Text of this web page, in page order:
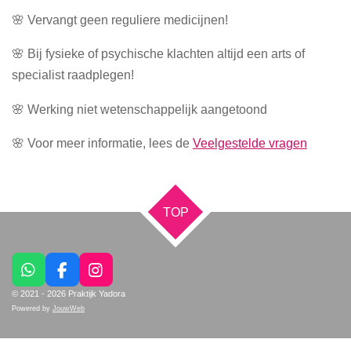
🌸 Vervangt geen reguliere medicijnen!
🌸 Bij fysieke of psychische klachten altijd een arts of
specialist raadplegen!
🌸 Werking niet wetenschappelijk aangetoond
🌸 Voor meer informatie, lees de Veelgestelde vragen
TOP
W
h
a
s
F
a
c
b
I
n
a
© 2021 - 2026 Praktijk Yadora
Powered by JouwWeb